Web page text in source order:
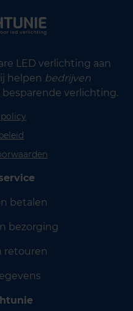
LED verlichting aan
helpen bedrijven
besparende verlichting.
betalen
bezorging
retouren